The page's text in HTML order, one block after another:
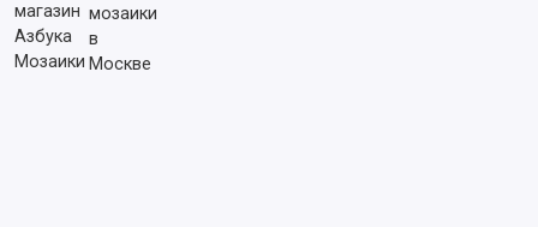
мозаики
в
Москве